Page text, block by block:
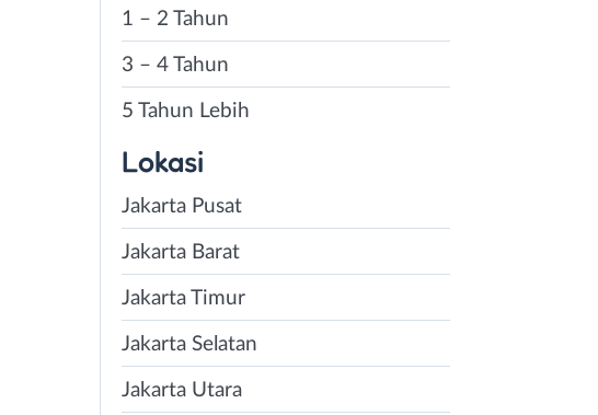
1 – 2 Tahun
3 – 4 Tahun
5 Tahun Lebih
Lokasi
Jakarta Pusat
Jakarta Barat
Jakarta Timur
Jakarta Selatan
Jakarta Utara